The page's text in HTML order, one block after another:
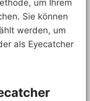
um Ihrem
Sie können
werden, um
als Eyecatcher